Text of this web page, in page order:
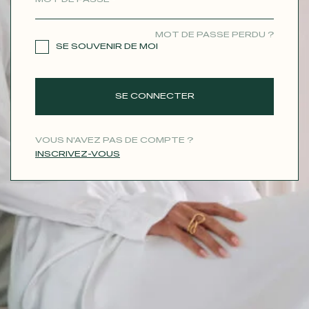
MOT DE PASSE PERDU ?
SE SOUVENIR DE MOI
SE CONNECTER
VOUS N'AVEZ PAS DE COMPTE ?
INSCRIVEZ-VOUS